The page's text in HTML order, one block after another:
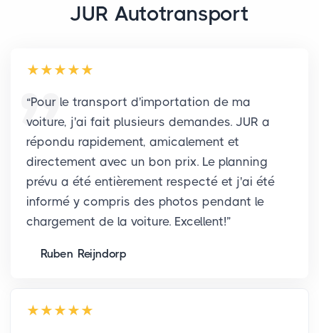
JUR Autotransport
“Pour le transport d'importation de ma
voiture, j'ai fait plusieurs demandes. JUR a
répondu rapidement, amicalement et
directement avec un bon prix. Le planning
prévu a été entièrement respecté et j'ai été
informé y compris des photos pendant le
chargement de la voiture. Excellent!”
Ruben Reijndorp